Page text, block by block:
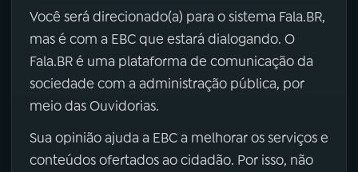
Você será direcionado(a) para o sistema Fala.BR,
mas é com a EBC que estará dialogando. O
Fala.BR é uma plataforma de comunicação da
sociedade com a administração pública, por
meio das Ouvidorias.
Sua opinião ajuda a EBC a melhorar os serviços e
conteúdos ofertados ao cidadão. Por isso, não